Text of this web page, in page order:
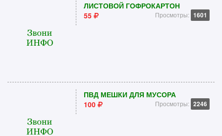
ЛИСТОВОЙ ГОФРОКАРТОН
55
Просмотры: 1601
ПВД МЕШКИ ДЛЯ МУСОРА
100
Просмотры: 2246